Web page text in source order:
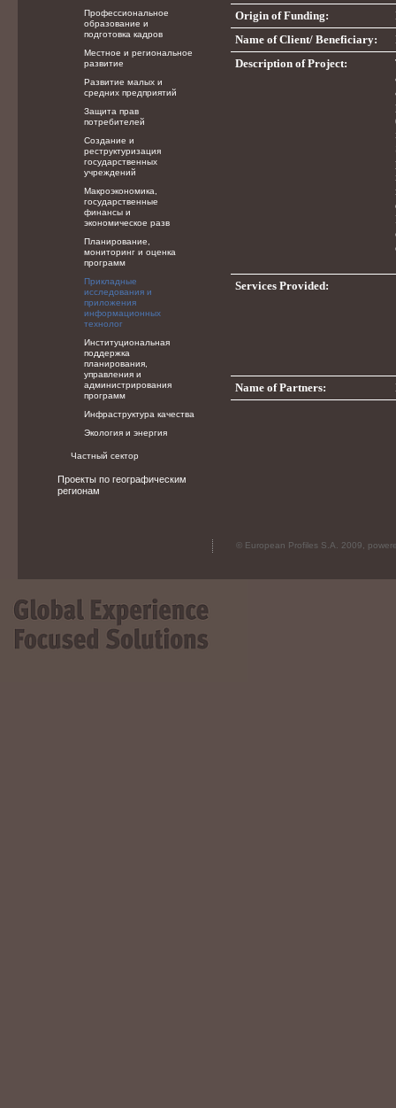
Origin of Funding:
Name of Client/ Beneficiary:
Description of Project:
Services Provided:
Name of Partners:
Профессиональное
образование и
подготовка кадров
Местное и региональное
развитие
Развитие малых и
средних предприятий
Защита прав
потребителей
Создание и
реструктуризация
государственных
учреждений
Макроэкономика,
государственные
финансы и
экономическое разв
Планирование,
мониторинг и оценка
программ
Прикладные
исследования и
приложения
информационных
технолог
Институциональная
поддержка
планирования,
управления и
администрирования
программ
Инфраструктура качества
Экология и энергия
Частный сектор
Проекты по географическим
регионам
© European Profiles S.A. 2009,